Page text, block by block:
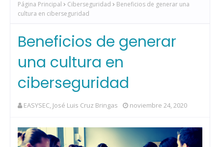
Página Principal Ciberseguridad
Beneficios de generar una
cultura en ciberseguridad
Beneficios de generar
una cultura en
ciberseguridad
EASYSEC, José Luis Cruz Bringas noviembre 24, 2020